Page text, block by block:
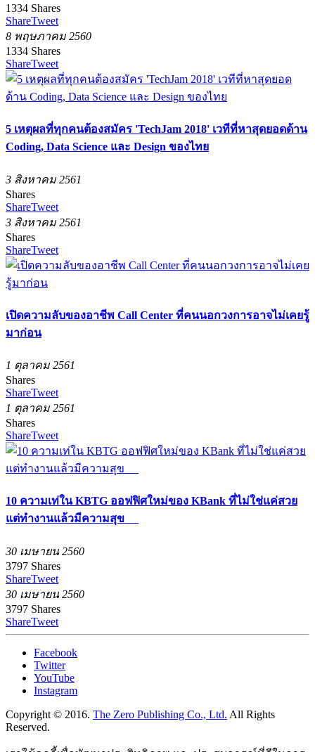
1334 Shares
ShareTweet
8 พฤษภาคม 2560
1334 Shares
ShareTweet
5 เหตุผลที่ทุกคนต้องสมัคร 'TechJam 2018' เวทีที่หาสุดยอดด้าน
Coding, Data Science และ Design ของไทย
3 สิงหาคม 2561
Shares
ShareTweet
3 สิงหาคม 2561
Shares
ShareTweet
เปิดความลับของอาชีพ Call Center ที่คนนอกวงการอาจไม่เคยรู้
มาก่อน
1 ตุลาคม 2561
Shares
ShareTweet
1 ตุลาคม 2561
Shares
ShareTweet
10 ความเท่ใน KBTG ออฟฟิศใหม่ของ KBank ที่ไม่ใช่แค่สวย
แต่ทำงานแล้วมีความสุข
30 เมษายน 2560
3797 Shares
ShareTweet
30 เมษายน 2560
3797 Shares
ShareTweet
Facebook
Twitter
YouTube
Instagram
Copyright © 2016. The Zero Publishing Co., Ltd. All Rights
Reserved.